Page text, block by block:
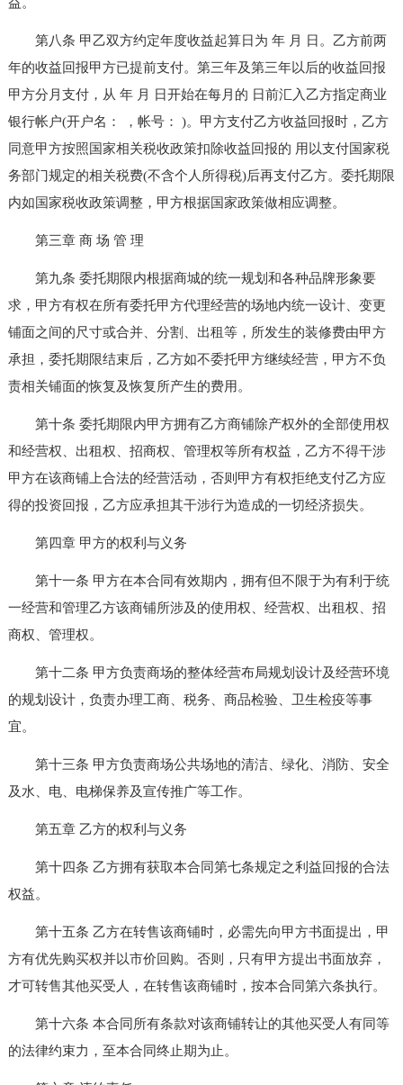
第八条 甲乙双方约定年度收益起算日为 年 月 日。乙方前两
年的收益回报甲方已提前支付。第三年及第三年以后的收益回报
甲方分月支付，从 年 月 日开始在每月的 日前汇入乙方指定商业
银行帐户(开户名： ，帐号： )。甲方支付乙方收益回报时，乙方
同意甲方按照国家相关税收政策扣除收益回报的 用以支付国家税
务部门规定的相关税费(不含个人所得税)后再支付乙方。委托期限
内如国家税收政策调整，甲方根据国家政策做相应调整。
第三章 商 场 管 理
第九条 委托期限内根据商城的统一规划和各种品牌形象要
求，甲方有权在所有委托甲方代理经营的场地内统一设计、变更
铺面之间的尺寸或合并、分割、出租等，所发生的装修费由甲方
承担，委托期限结束后，乙方如不委托甲方继续经营，甲方不负
责相关铺面的恢复及恢复所产生的费用。
第十条 委托期限内甲方拥有乙方商铺除产权外的全部使用权
和经营权、出租权、招商权、管理权等所有权益，乙方不得干涉
甲方在该商铺上合法的经营活动，否则甲方有权拒绝支付乙方应
得的投资回报，乙方应承担其干涉行为造成的一切经济损失。
第四章 甲方的权利与义务
第十一条 甲方在本合同有效期内，拥有但不限于为有利于统
一经营和管理乙方该商铺所涉及的使用权、经营权、出租权、招
商权、管理权。
第十二条 甲方负责商场的整体经营布局规划设计及经营环境
的规划设计，负责办理工商、税务、商品检验、卫生检疫等事
宜。
第十三条 甲方负责商场公共场地的清洁、绿化、消防、安全
及水、电、电梯保养及宣传推广等工作。
第五章 乙方的权利与义务
第十四条 乙方拥有获取本合同第七条规定之利益回报的合法
权益。
第十五条 乙方在转售该商铺时，必需先向甲方书面提出，甲
方有优先购买权并以市价回购。否则，只有甲方提出书面放弃，
才可转售其他买受人，在转售该商铺时，按本合同第六条执行。
第十六条 本合同所有条款对该商铺转让的其他买受人有同等
的法律约束力，至本合同终止期为止。